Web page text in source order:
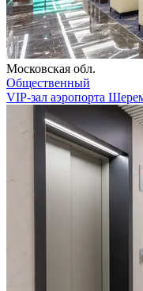
Московская обл.
Общественный
VIP-зал аэропорта